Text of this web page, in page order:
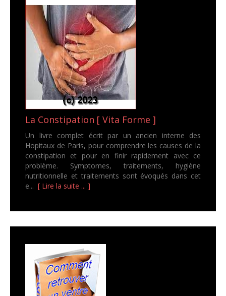
La Constipation [ Vita Forme ]
Un livre complet écrit par un ancien interne des
Hopitaux de Paris, pour comprendre les causes de la
constipation et pour en finir rapidement avec ce
problème. Symptomes, traitements, hygiène
nutritionnelle et traitements sont évoqués dans cet
e... [ Lire la suite ... ]